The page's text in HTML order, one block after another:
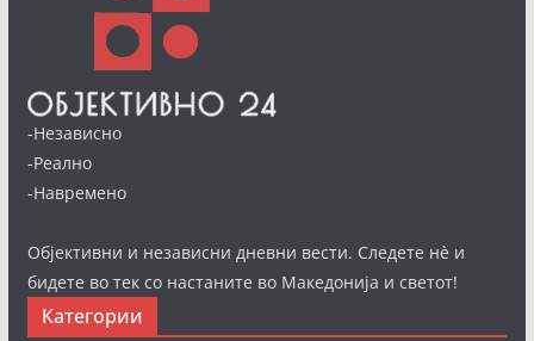
-Независно
-Реално
-Навремено
Објективни и независни дневни вести. Следете нè и
бидете во тек со настаните во Македонија и светот!
Категории